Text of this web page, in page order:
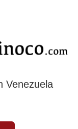
Venezuela